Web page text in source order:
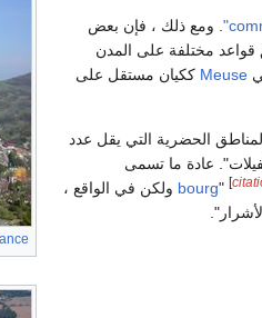
. ومع ذلك ، فإن بعض
مختلفة على المدن
Meuse ككيان مستقل على
الحضرية التي يقل عدد
"الفيلات". عادة ما تسمى
" [
ولكن في الواقع ،